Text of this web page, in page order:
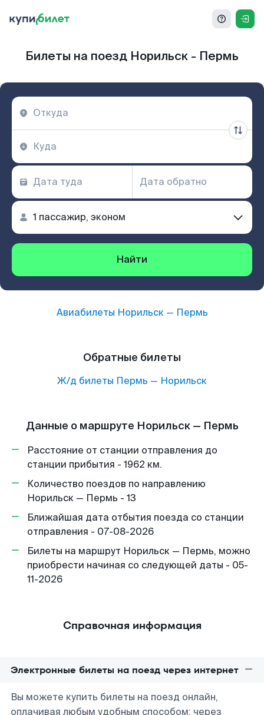
Билеты на поезд Норильск - Пермь
Найти
Авиабилеты Норильск— Пермь
Обратные билеты
Ж/д билеты Пермь — Норильск
Данные о маршруте Норильск — Пермь
Расстояние от станции отправления до
станции прибытия - 1962 км.
Количество поездов по направлению
Норильск — Пермь - 13
Ближайшая дата отбытия поезда со станции
отправления - 07-08-2026
Билеты на маршрут Норильск — Пермь, можно
приобрести начиная со следующей даты - 05-
11-2026
Справочная информация
Электронные билеты на поезд через интернет
Вы можете купить билеты на поезд онлайн,
оплачивая любым удобным способом: через